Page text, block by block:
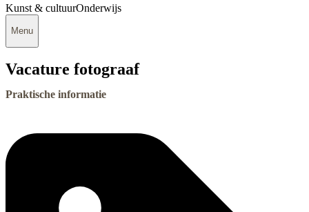
Kunst & cultuurOnderwijs
Menu
Vacature fotograaf
Praktische informatie